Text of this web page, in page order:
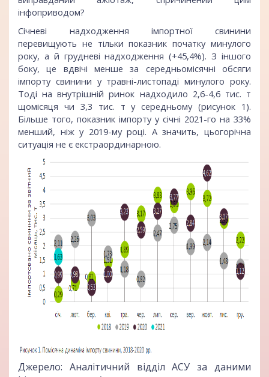
інфоприводом?
Січневі надходження імпортної свинини
перевищують не тільки показник початку минулого
року, а й грудневі надходження (+45,4%). З іншого
боку, це вдвічі менше за середньомісячні обсяги
імпорту свинини у травні-листопаді минулого року.
Тоді на внутрішній ринок надходило 2,6-4,6 тис. т
щомісяця чи 3,3 тис. т у середньому (рисунок 1).
Більше того, показник імпорту у січні 2021-го на 33%
менший, ніж у 2019-му році. А значить, цьогорічна
ситуація не є екстраординарною.
Джерело: Аналітичний відділ АСУ за даними